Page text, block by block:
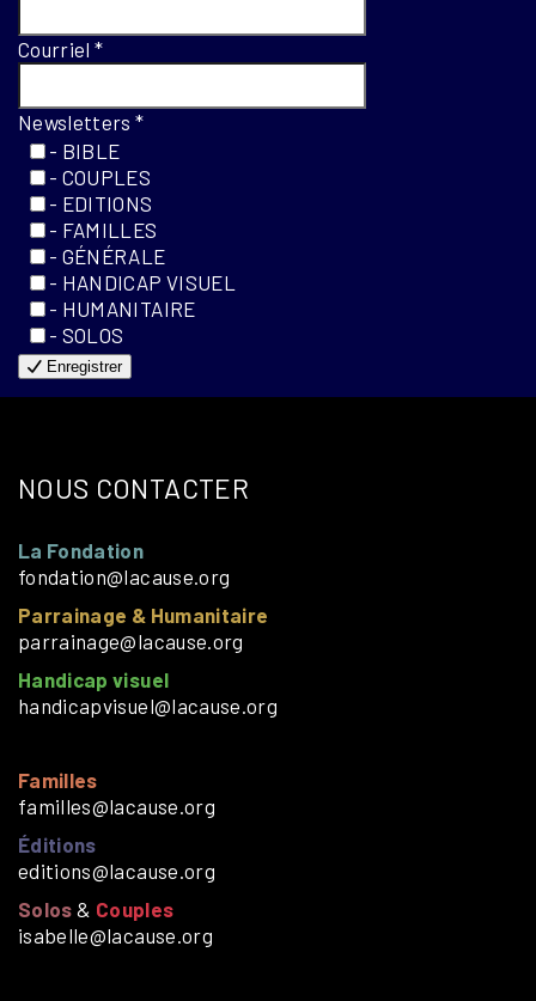
Courriel*
Newsletters*
- BIBLE
- COUPLES
- EDITIONS
- FAMILLES
- GÉNÉRALE
- HANDICAP VISUEL
- HUMANITAIRE
- SOLOS
Enregistrer
NOUS CONTACTER
La Fondation
fondation@lacause.org
Parrainage & Humanitaire
parrainage@lacause.org
Handicap visuel
handicapvisuel@lacause.org
Familles
familles@lacause.org
Éditions
editions@lacause.org
Solos & Couples
isabelle@lacause.org